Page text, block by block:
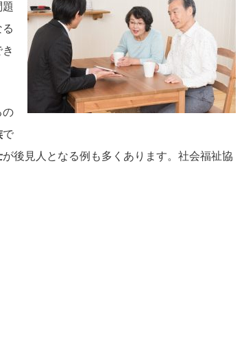
の
で
が後見人となる例も多くあります。社会福祉協